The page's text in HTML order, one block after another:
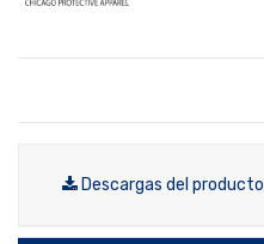
Descargas del producto